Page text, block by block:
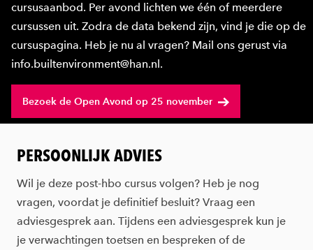
cursusaanbod. Per avond lichten we één of meerdere
cursussen uit. Zodra de data bekend zijn, vind je die op de
cursuspagina. Heb je nu al vragen? Mail ons gerust via
info.builtenvironment@han.nl.
Bezoek de Open Avond op 25 november
PERSOONLIJK ADVIES
Wil je deze post-hbo cursus volgen? Heb je nog
vragen, voordat je definitief besluit? Vraag een
adviesgesprek aan. Tijdens een adviesgesprek kun je
je verwachtingen toetsen en bespreken of de